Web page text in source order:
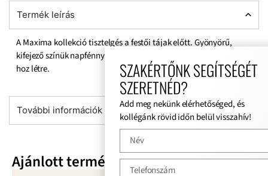
Termék leírás
A Maxima kollekció tisztelgés a festői tájak előtt. Gyönyörű,
kifejező színük napfénnyel és ünnepi aurával teli belső tereket
hoz létre.
További információk
Ajánlott termékek
SZAKÉRTŐNK SEGÍTSÉGÉT
SZERETNÉD?
Add meg nekünk elérhetőséged, és
kollégánk rövid időn belül visszahív!